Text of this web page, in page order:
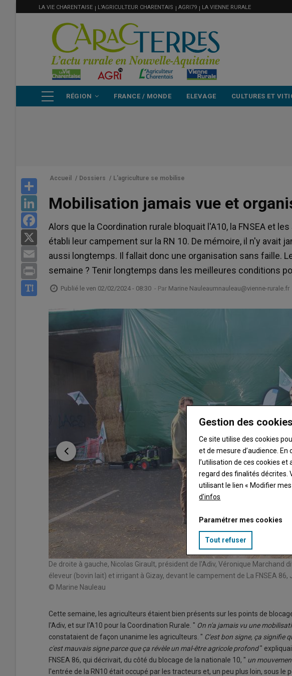
MENU
FILIÈRE
LA VIE CHARENTAISE L'AGRICULTEUR CHARENTAIS AGRI79 LA VIENNE RURALE
PRINCIPALE
RÉGION FRANCE / MONDE ELEVAGE CULTURES ET
LinkedIn
Email
Print
Accueil / Dossiers / L'agriculture se mobilise
Mobilisation jamais vue et
Alors que la Coordination rurale bloquait l'A10, la FNSEA et
établi leur campement sur la RN 10. De mémoire, il n'y avait
aussi longtemps. Il fallait donc une organisation sans faille.
semaine ? Tenir longtemps dans les meilleures conditions
Publié le ven 02/02/2024 - 08:30 - Par Marine Nauleaumnauleau@vienne-rurale.fr
De droite à gauche, Nicolas Girault, président de l'Adiv, Véronique Marchand
éleveur (bovin lait) et irrigant à Gizay, devant le campement de La FNSEA 86,
© Marine Nauleau
Cette semaine, les agriculteurs étaient bien présents sur les points de
l'Adiv, et sur l'A10 pour la Coordination Rurale. " On n'a jamais vu une
constataient de façon unanime les agriculteurs. " C'est bon signe, ça signifie
c'est mauvais signe parce que ça révèle un mal-être agricole profond"
FNSEA 86, qui décrivait, du côté du blocage de la nationale 10, " un
l'entrée de la RN10 était occupé par les tracteurs et, un peu plus loin, sous
Gestion des cookies
Ce site utilise des cookies
et de mesure d’audience.
l’utilisation de ces cookies
regard des finalités décrites.
utilisant le lien « Modifier
d'infos
Paramétrer mes cookies
Tout refuser